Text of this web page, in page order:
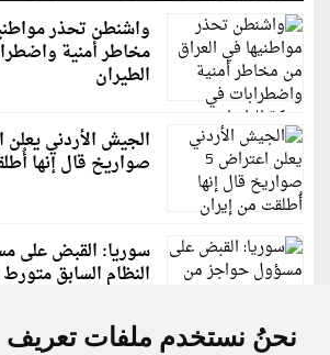
نحنُ نستخدم ملفات تعريف
واشنطن تحذر
مخاطر أمنية
الطيران
صواريخ قال إنها
سوريا: القبض على
النظام السابق